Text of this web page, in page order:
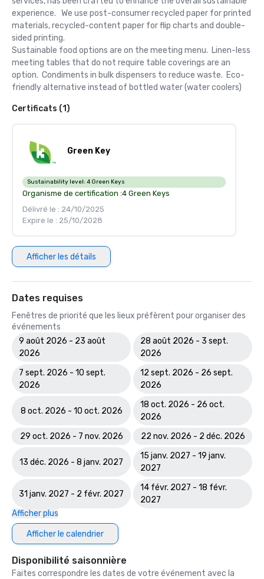
experience.   We use post-consumer recycled paper for printed
materials, recycled-content paper for flip charts and double-
sided printing.
Sustainable food options are on the meeting menu.  Linen-less
meeting tables that do not require table coverings are an
option.  Condiments in bulk dispensers to reduce waste.  Eco-
friendly alternative instead of bottled water (water coolers)
Certificats (1)
Green Key
Sustainability level: 4 Green Keys
Organisme de certification :4 Green Keys
Délivré le : 24/10/2025
Expire le : 25/10/2028
Afficher les détails
Dates requises
Fenêtres de priorité que les lieux préfèrent pour organiser des
événements
9 août 2026 - 23 août
2026
28 août 2026 - 3 sept.
2026
7 sept. 2026 - 10 sept.
2026
12 sept. 2026 - 26 sept.
2026
8 oct. 2026 - 10 oct. 2026
18 oct. 2026 - 26 oct.
2026
29 oct. 2026 - 7 nov. 2026
22 nov. 2026 - 2 déc. 2026
13 déc. 2026 - 8 janv. 2027
15 janv. 2027 - 19 janv.
2027
31 janv. 2027 - 2 févr. 2027
14 févr. 2027 - 18 févr.
2027
Afficher plus
Afficher le calendrier
Disponibilité saisonnière
Faites correspondre les dates de votre événement avec la